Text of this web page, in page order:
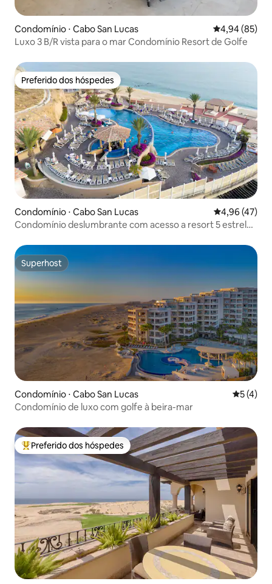
Condomínio ⋅ Cabo San Lucas 4,94 de uma
4,94 (85)
Luxo 3 B/R vista para o mar Condomínio Resort de Golfe
Preferido dos hóspedes
Preferido dos hóspedes
Condomínio ⋅ Cabo San Lucas 4,96 de uma
4,96 (47)
Condomínio deslumbrante com acesso a resort 5 estrelas
Superhost
Superhost
Condomínio ⋅ Cabo San Lucas 5 de
5 (4)
Condomínio de luxo com golfe à beira-mar
Entre os melhores preferidos dos hóspedes
Preferido dos hóspedes